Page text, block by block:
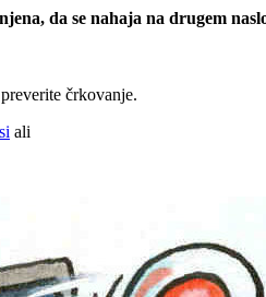
da se nahaja na drugem
črkovanje.
ali